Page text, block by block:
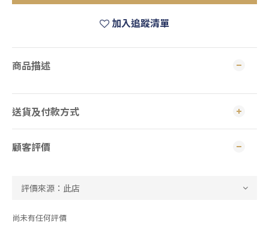
加入追蹤清單
商品描述
送貨及付款方式
顧客評價
尚未有任何評價